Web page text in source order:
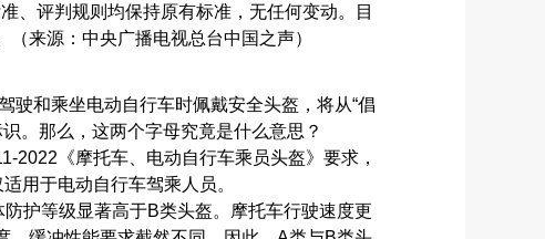
、评判规则均保持原有标准，无任何变动。目
来源：中央广播电视总台中国之声）
驶和乘坐电动自行车时佩戴安全头盔，将从“倡
。那么，这两个字母究竟是什么意思？
2022《摩托车、电动自行车乘员头盔》要求，
用于电动自行车驾乘人员。
护等级显著高于B类头盔。摩托车行驶速度更